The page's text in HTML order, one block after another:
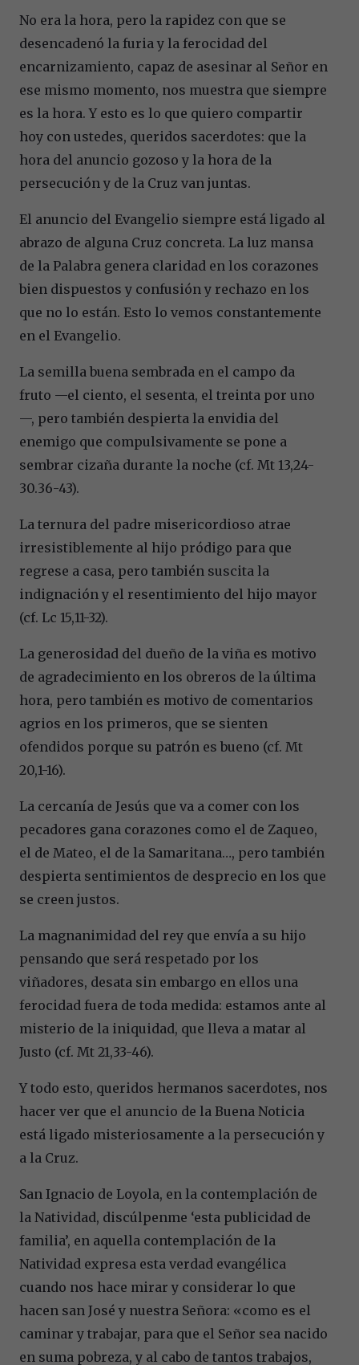
No era la hora, pero la rapidez con que se
desencadenó la furia y la ferocidad del
encarnizamiento, capaz de asesinar al Señor en
ese mismo momento, nos muestra que siempre
es la hora. Y esto es lo que quiero compartir
hoy con ustedes, queridos sacerdotes: que la
hora del anuncio gozoso y la hora de la
persecución y de la Cruz van juntas.
El anuncio del Evangelio siempre está ligado al
abrazo de alguna Cruz concreta. La luz mansa
de la Palabra genera claridad en los corazones
bien dispuestos y confusión y rechazo en los
que no lo están. Esto lo vemos constantemente
en el Evangelio.
La semilla buena sembrada en el campo da
fruto —el ciento, el sesenta, el treinta por uno
—, pero también despierta la envidia del
enemigo que compulsivamente se pone a
sembrar cizaña durante la noche (cf. Mt 13,24-
30.36-43).
La ternura del padre misericordioso atrae
irresistiblemente al hijo pródigo para que
regrese a casa, pero también suscita la
indignación y el resentimiento del hijo mayor
(cf. Lc 15,11-32).
La generosidad del dueño de la viña es motivo
de agradecimiento en los obreros de la última
hora, pero también es motivo de comentarios
agrios en los primeros, que se sienten
ofendidos porque su patrón es bueno (cf. Mt
20,1-16).
La cercanía de Jesús que va a comer con los
pecadores gana corazones como el de Zaqueo,
el de Mateo, el de la Samaritana…, pero también
despierta sentimientos de desprecio en los que
se creen justos.
La magnanimidad del rey que envía a su hijo
pensando que será respetado por los
viñadores, desata sin embargo en ellos una
ferocidad fuera de toda medida: estamos ante al
misterio de la iniquidad, que lleva a matar al
Justo (cf. Mt 21,33-46).
Y todo esto, queridos hermanos sacerdotes, nos
hacer ver que el anuncio de la Buena Noticia
está ligado misteriosamente a la persecución y
a la Cruz.
San Ignacio de Loyola, en la contemplación de
la Natividad, discúlpenme ‘esta publicidad de
familia’, en aquella contemplación de la
Natividad expresa esta verdad evangélica
cuando nos hace mirar y considerar lo que
hacen san José y nuestra Señora: «como es el
caminar y trabajar, para que el Señor sea nacido
en suma pobreza, y al cabo de tantos trabajos,